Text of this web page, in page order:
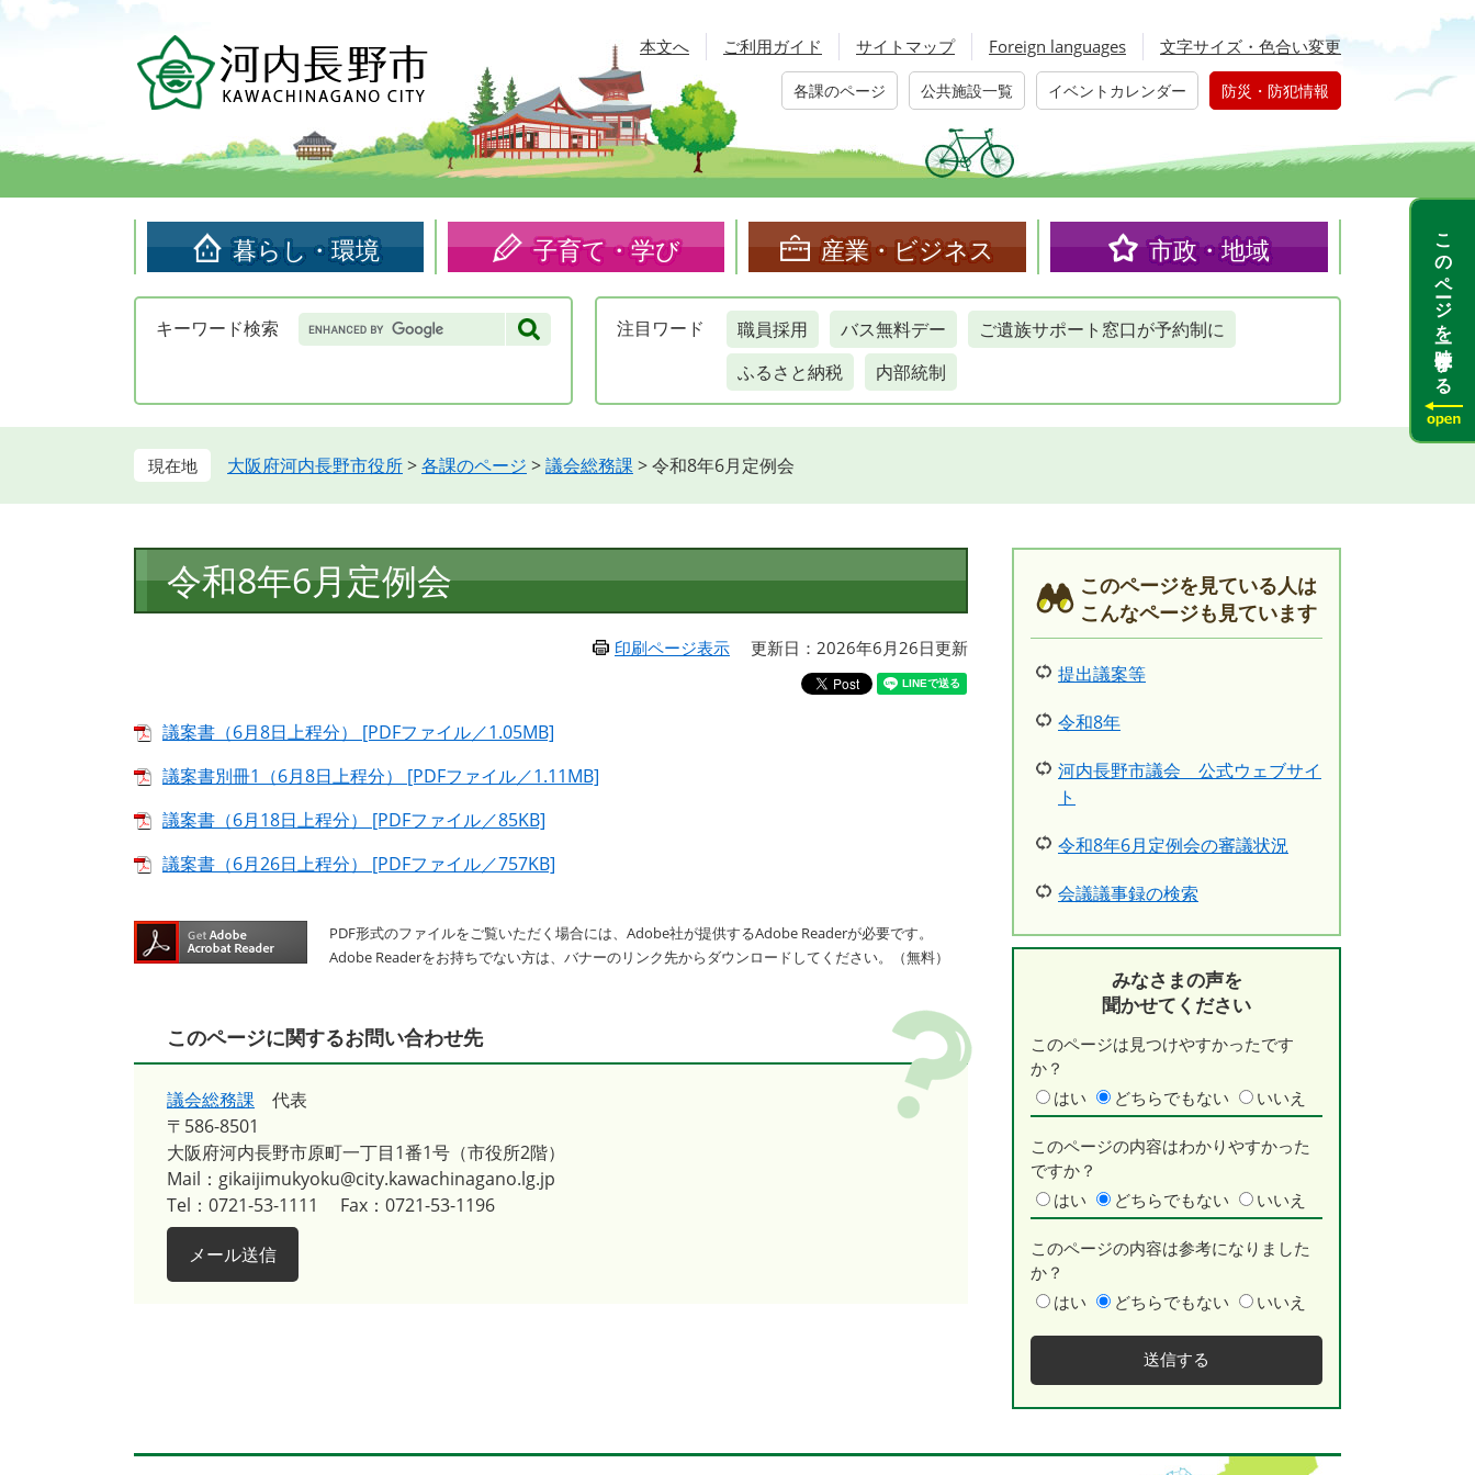
頭
す。
飛
し
本文へ ご利用ガイド サイトマップ Foreign languages 文字サイズ・色合い変更
各課のページ 公共施設一覧 イベントカレンダー 防災・防犯情報
暮らし・環境 子育て・学び 産業・ビジネス 市政・地域
キーワード検索 Google
カ
検
注目 ワード 職員採用 バス無料デー
ご遺族サポート窓口が予約制に
ふるさと納税
内部統制
大阪府河内長野市役所>各課のページ >議会総務課 >令和8年6月定例会
文
令和8年6月定例会
印刷ページ表示 更新日：2026年6月26日更新
議案書（6月8日上程分） [PDFファイル／1.05MB]
議案書別冊1（6月8日上程分） [PDFファイル／1.11MB]
議案書（6月18日上程分） [PDFファイル／85KB]
議案書（6月26日上程分） [PDFファイル／757KB]
PDF形式のファイルをご覧いただく場合には、Adobe社が提供するAdobe Readerが必要です。
Adobe Readerをお持ちでない方は、バナーのリンク先からダウンロードしてください。（無料）
このページに関するお問い合わせ先
議会総務課
代表
〒586-8501
大阪府河内長野市原町一丁目1番1号（市役所2階）
Mail：gikaijimukyoku@city.kawachinagano.lg.jp
Tel：0721-53-1111
Fax：0721-53-1196
メール送信
このページを見ている人は
こんなページも見ています
提出議案等
令和8年
河内長野市議会 公式ウェブサイ
ト
令和8年6月定例会の審議状況
会議議事録の検索
みなさまの声を
聞かせてください
このページは見つけやすかったです
か？
はい
どちらでもない いいえ
このページの内容はわかりやすかった
ですか？
はい
どちらでもない いいえ
このページの内容は参考になりました
か？
はい
どちらでもない いいえ
このページを一時保存する